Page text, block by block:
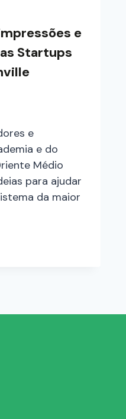
e
Startups
e
e do
Médio
para ajudar
da maior